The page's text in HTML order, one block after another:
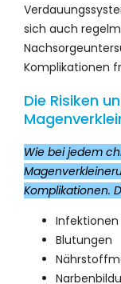
sich auch
Komplikationen
Die Risiken
Wie bei jedem
Komplikationen.
Infektionen
Blutungen